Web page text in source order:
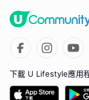
下載 U Lifestyle應用